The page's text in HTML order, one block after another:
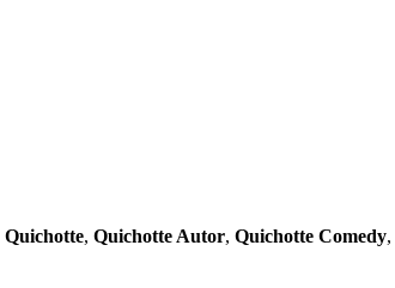
Quichotte, Quichotte Autor, Quichotte Comedy,